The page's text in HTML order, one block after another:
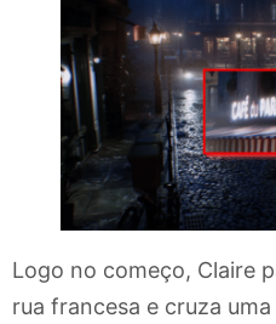
Logo no começo, Claire
rua francesa e cruza